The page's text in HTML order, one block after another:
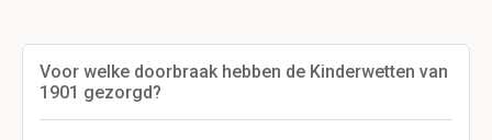
Voor welke doorbraak hebben de Kinderwetten van
1901 gezorgd?